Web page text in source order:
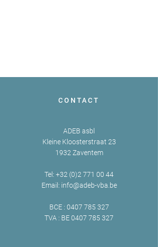
CONTACT
ADEB asbl
Kleine Kloosterstraat 23
1932 Zaventem
Tel: +32 (0)2 771 00 44
Email: info@adeb-vba.be
BCE : 0407 785 327
TVA : BE0407 785 327